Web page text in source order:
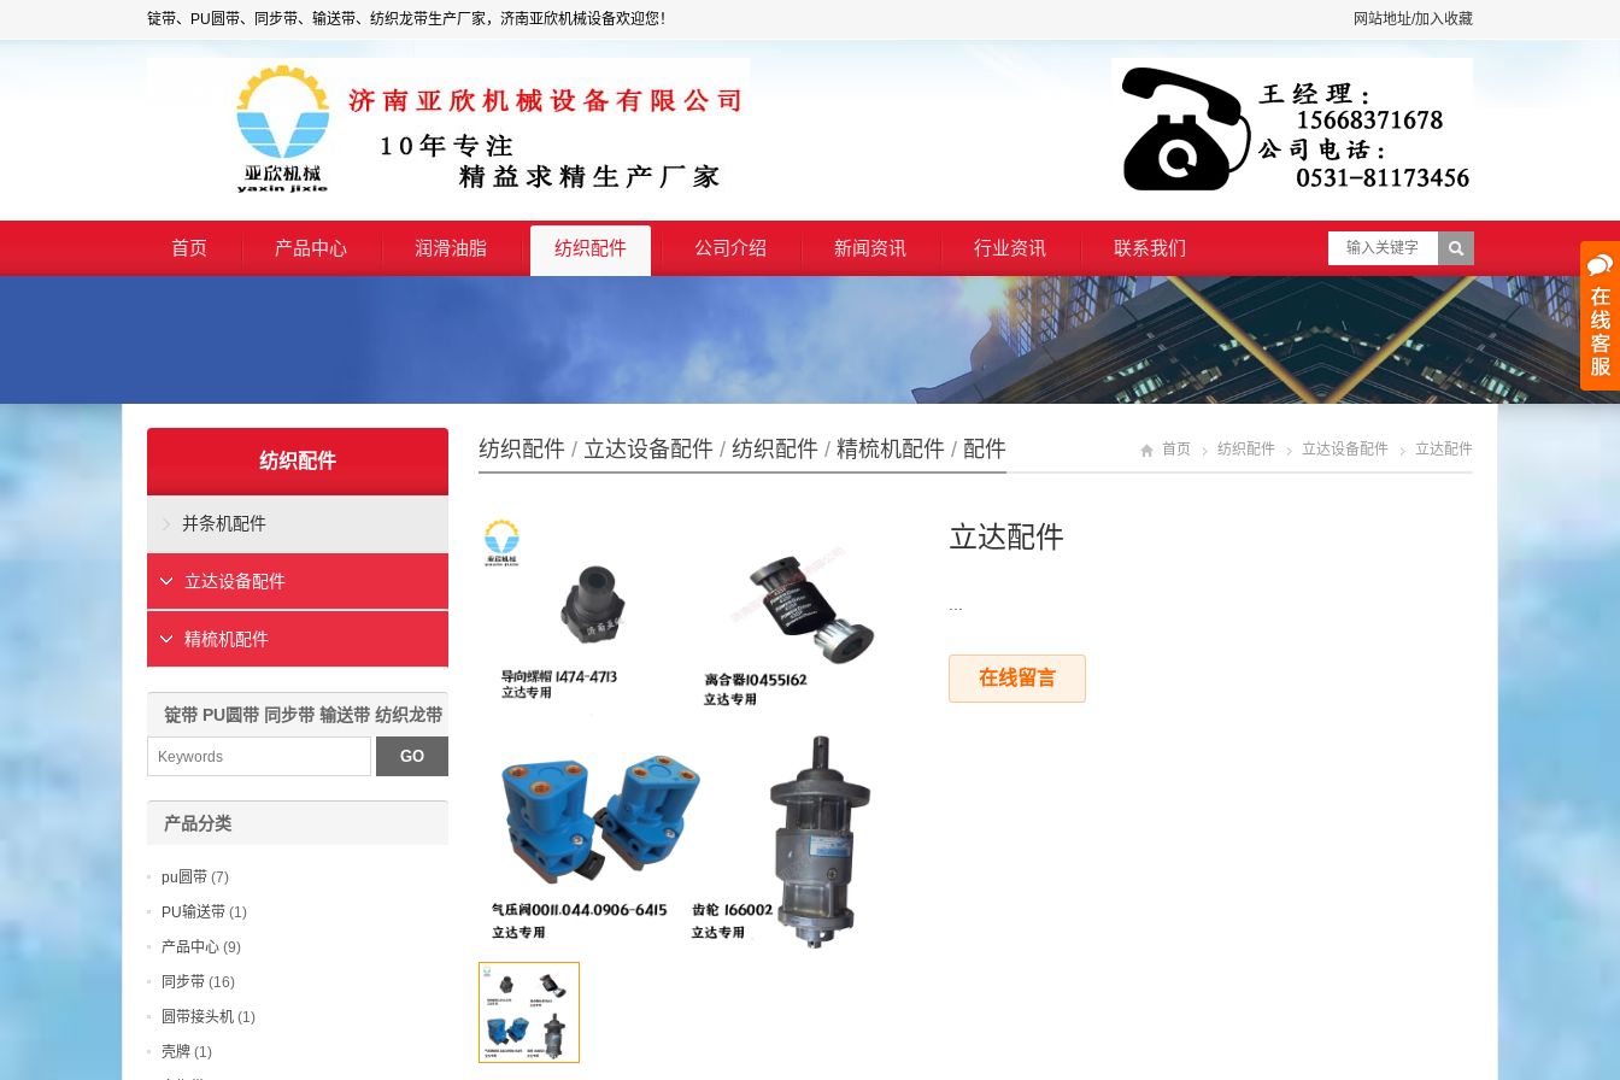
锭带、PU圆带、同步带、输送带、纺织龙带生产厂家，济南亚欣机械设备欢迎您！ 网站地址/加入收藏
首页 产品中心 润滑油脂 纺织配件 公司介绍 新闻资讯 行业资讯 联系我们
纺织配件 / 立达设备配件 / 纺织配件 / 精梳机配件 / 配件 首页 纺织配件 立达设备配件 立达配件
立达配件
在线留言
纺织配件
并条机配件
立达设备配件
精梳机配件
锭带 PU圆带 同步带 输送带 纺织龙带
产品分类
pu圆带 (7)
PU输送带 (1)
产品中心 (9)
同步带 (16)
圆带接头机 (1)
壳牌 (1)